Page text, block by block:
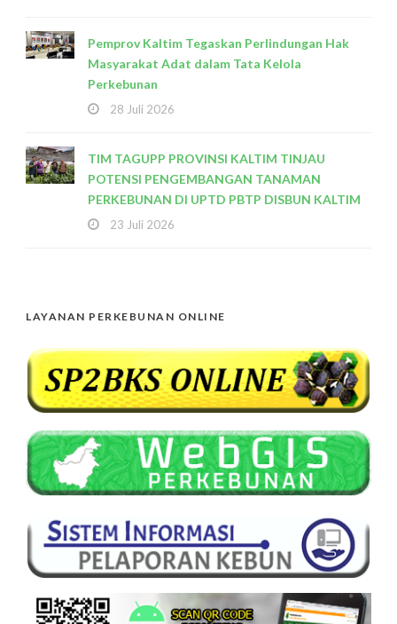
Pemprov Kaltim Tegaskan Perlindungan Hak
Masyarakat Adat dalam Tata Kelola
Perkebunan
28 Juli 2026
TIM TAGUPP PROVINSI KALTIM TINJAU
POTENSI PENGEMBANGAN TANAMAN
PERKEBUNAN DI UPTD PBTP DISBUN KALTIM
23 Juli 2026
LAYANAN PERKEBUNAN ONLINE